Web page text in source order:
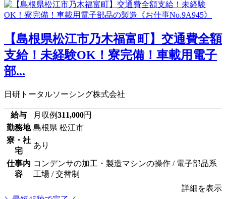
【島根県松江市乃木福富町】交通費全額
支給！未経験OK！寮完備！車載用電子
部...
日研トータルソーシング株式会社
給与 月収例311,000円
勤務地 島根県 松江市
寮・社
宅
あり
仕事内
容
コンデンサの加工・製造マシンの操作 / 電子部品系
工場 / 交替制
詳細を表示